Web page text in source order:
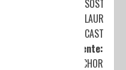
SOSTIENE
LAURA
CASTILLO
Siguiente:
MELCHOR